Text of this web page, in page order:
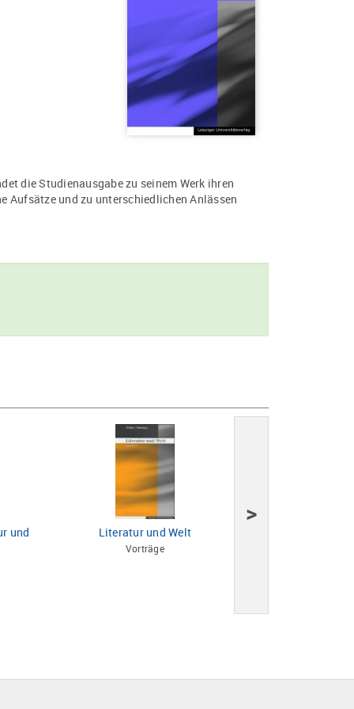
die Studienausgabe zu seinem Werk ihren
Aufsätze und zu unterschiedlichen Anlässen
und Literatur und Welt
Vorträge
>